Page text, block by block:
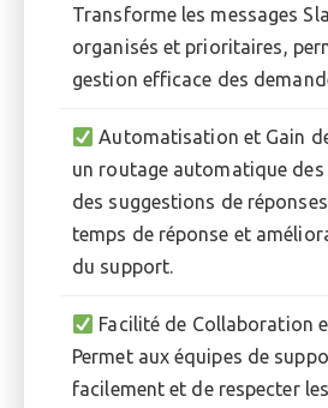
Transforme les messages
organisés et prioritaires,
gestion efficace des
Automatisation et Gain
un routage automatique des
des suggestions de
temps de réponse et
du support.
Facilité de Collaboration
Permet aux équipes de
facilement et de respecter